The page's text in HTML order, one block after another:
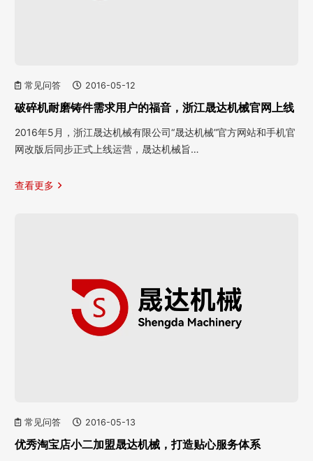
常见问答 2016-05-12
破碎机耐磨铸件需求用户的福音，浙江晟达机械官网上线
2016年5月，浙江晟达机械有限公司“晟达机械”官方网站和手机官
网改版后同步正式上线运营，晟达机械旨…
查看更多
常见问答 2016-05-13
优秀淘宝店小二加盟晟达机械，打造贴心服务体系